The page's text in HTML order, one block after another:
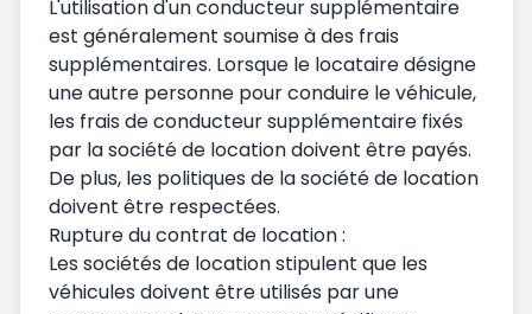
L'utilisation d'un conducteur supplémentaire
est généralement soumise à des frais
supplémentaires. Lorsque le locataire désigne
une autre personne pour conduire le véhicule,
les frais de conducteur supplémentaire fixés
par la société de location doivent être payés.
De plus, les politiques de la société de location
doivent être respectées.
Rupture du contrat de location :
Les sociétés de location stipulent que les
véhicules doivent être utilisés par une